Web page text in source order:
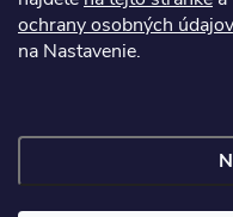
ochrany osobných údajov
na Nastavenie.